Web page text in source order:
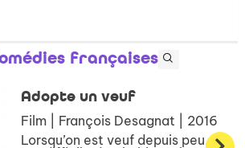
françaises
Adopte un veuf
Film | François Desagnat | 2016
Lorsqu’on est veuf depuis peu, il